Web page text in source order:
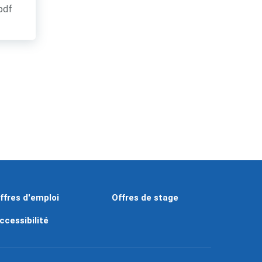
d'emploi Offres de stage